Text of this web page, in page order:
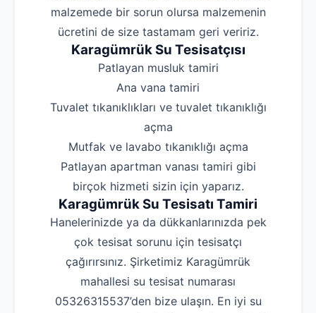
malzemede bir sorun olursa malzemenin
ücretini de size tastamam geri veririz.
Karagümrük Su Tesisatçısı
‌Patlayan musluk tamiri
‌Ana vana tamiri
‌Tuvalet tıkanıklıkları ve tuvalet tıkanıklığı
açma
‌Mutfak ve lavabo tıkanıklığı açma
‌Patlayan apartman vanası tamiri gibi
birçok hizmeti sizin için yaparız.
Karagümrük Su Tesisatı Tamiri
Hanelerinizde ya da dükkanlarınızda pek
çok tesisat sorunu için tesisatçı
çağırırsınız. Şirketimiz Karagümrük
mahallesi su tesisat numarası
05326315537’den bize ulaşın. En iyi su